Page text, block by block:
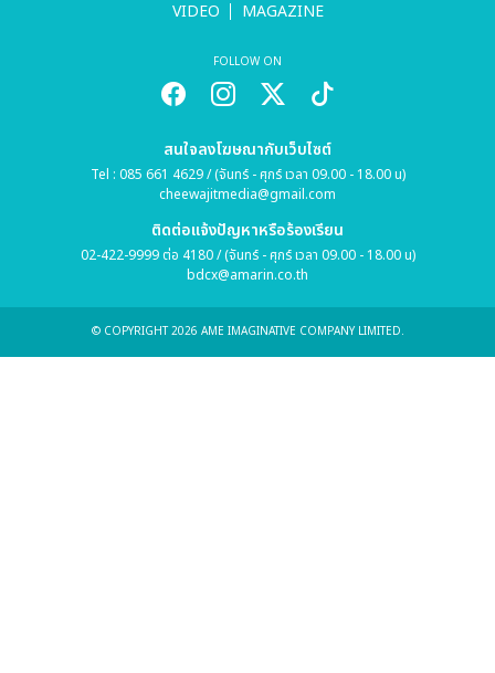
VIDEO MAGAZINE
FOLLOW ON
สนใจลงโฆษณากับเว็บไซต์
Tel : 085 661 4629 / (จันทร์ - ศุกร์ เวลา 09.00 - 18.00 น)
cheewajitmedia@gmail.com
ติดต่อแจ้งปัญหาหรือร้องเรียน
02-422-9999 ต่อ 4180 / (จันทร์ - ศุกร์ เวลา 09.00 - 18.00 น)
bdcx@amarin.co.th
© COPYRIGHT 2026 AME IMAGINATIVE COMPANY LIMITED.